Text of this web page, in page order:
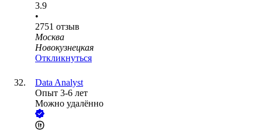
3.9
•
2751 отзыв
Москва
Новокузнецкая
Откликнуться
Data Analyst
Опыт 3-6 лет
Можно удалённо